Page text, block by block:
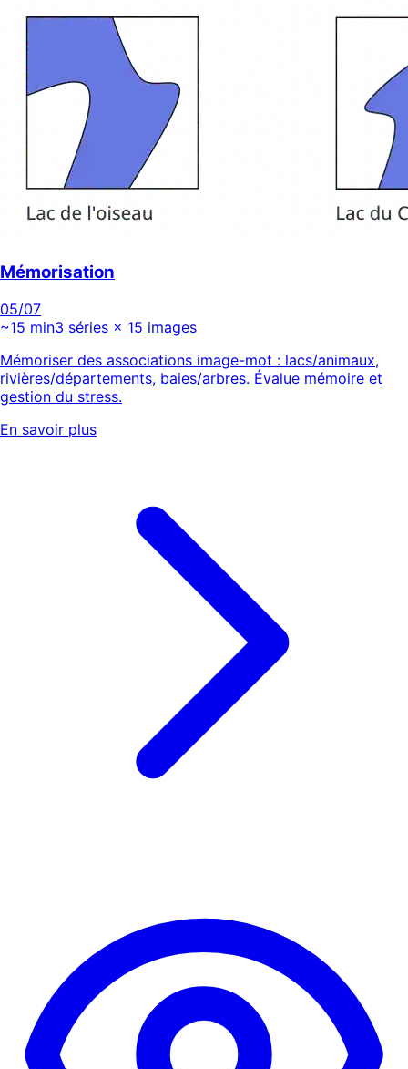
Mémorisation
05/07
~15 min3 séries × 15 images
Mémoriser des associations image-mot : lacs/animaux,
rivières/départements, baies/arbres. Évalue mémoire et
gestion du stress.
En savoir plus